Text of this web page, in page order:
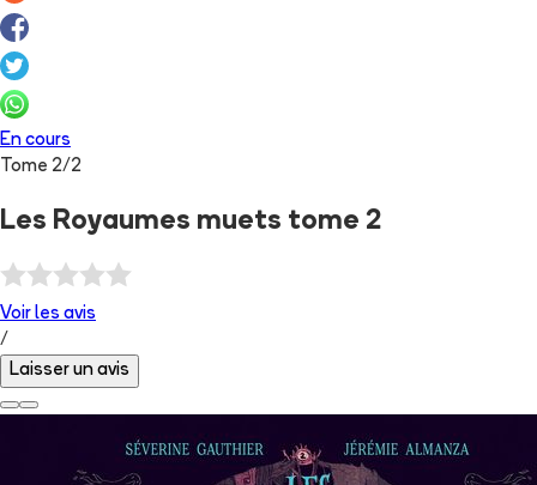
En cours
Tome 2/2
Les Royaumes muets tome 2
Voir les avis
/
Laisser un avis